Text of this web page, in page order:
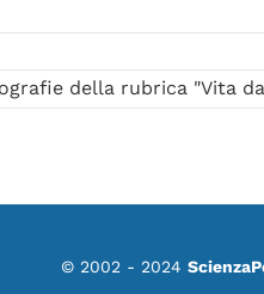
della rubrica "Vita
© 2002 - 2024